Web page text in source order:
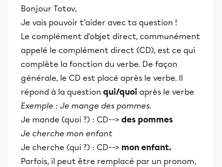
Bonjour Totov,
Je vais pouvoir t'aider avec ta question !
Le complément d'objet direct, communément
appelé le complément direct (CD), est ce qui
complète la fonction du verbe. De façon
générale, le CD est placé après le verbe. Il
répond à la question qui/quoi après le verbe
Exemple : Je mange des pommes.
Je mande (quoi ?) : CD--> des pommes
Je cherche mon enfant
Je cherche (qui ?) : CD--> mon enfant.
Parfois, il peut être remplacé par un pronom,